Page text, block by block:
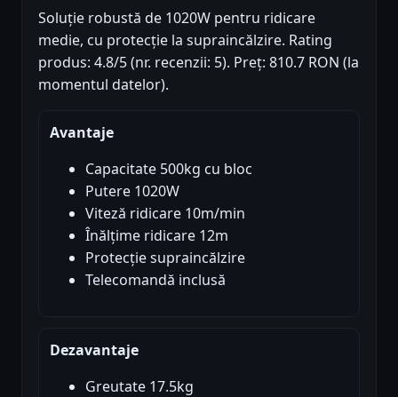
Soluție robustă de 1020W pentru ridicare
medie, cu protecție la supraincălzire. Rating
produs: 4.8/5 (nr. recenzii: 5). Preț: 810.7 RON (la
momentul datelor).
Avantaje
Capacitate 500kg cu bloc
Putere 1020W
Viteză ridicare 10m/min
Înălțime ridicare 12m
Protecție supraincălzire
Telecomandă inclusă
Dezavantaje
Greutate 17.5kg